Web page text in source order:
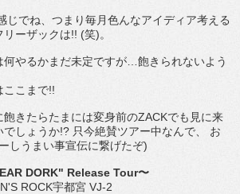
でね、つまり毎月色んなアイディア考える
ーザックは!! (笑)。
やるかまだ未定ですが…飽きられないよう
ここまで!!
きたらたまには変身前のZACKでも見に来
しょうか!? 只今絶賛ツアー中なんで、 お
しうまい事宣伝に繋げたぞ)
DORK" Release Tour〜
ROCK宇都宮 VJ-2